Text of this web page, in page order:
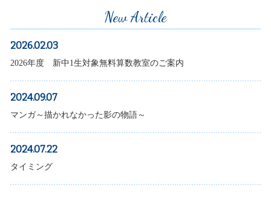
New Article
2026.02.03
2026年度 新中1生対象無料算数教室のご案内
2024.09.07
マンガ～描かれなかった影の物語～
2024.07.22
タイミング